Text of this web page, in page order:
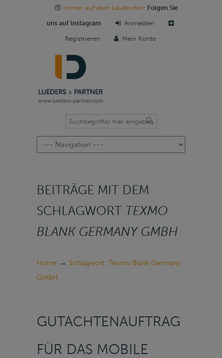
Immer auf dem Laufenden: Folgen Sie
uns auf Instagram Anmelden
Registrieren Mein Konto
Navigation
BEITRÄGE MIT DEM
SCHLAGWORT TEXMO
BLANK GERMANY GMBH
Home → Schlagwort: Texmo Blank Germany
GmbH
GUTACHTENAUFTRAG
FÜR DAS MOBILE